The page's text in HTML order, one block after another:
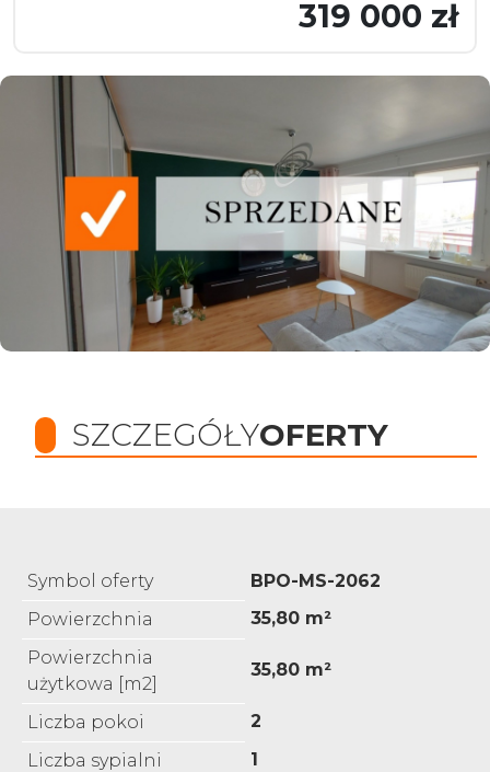
319 000 zł
SZCZEGÓŁYOFERTY
Symbol oferty
BPO-MS-2062
Powierzchnia
35,80 m²
Powierzchnia
użytkowa [m2]
35,80 m²
Liczba pokoi
2
Liczba sypialni
1